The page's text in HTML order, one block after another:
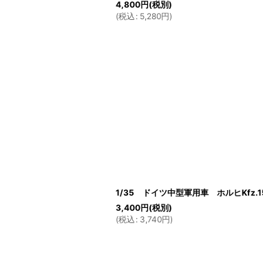
4,800円(税別)
(税込 : 5,280円)
1/35 ドイツ中型軍用車 ホルヒ
3,400円(税別)
(税込 : 3,740円)